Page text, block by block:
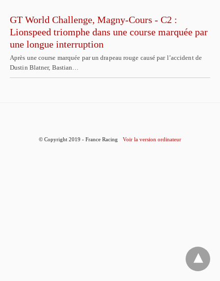
GT World Challenge, Magny-Cours - C2 :
Lionspeed triomphe dans une course marquée par
une longue interruption
Après une course marquée par un drapeau rouge causé par l’accident de
Dustin Blatner, Bastian…
© Copyright 2019 - France Racing Voir la version ordinateur